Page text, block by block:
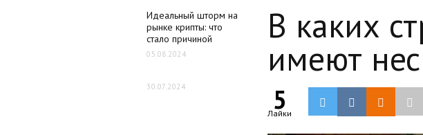
Идеальный шторм на
рынке крипты: что
стало причиной
05.08.2024
30.07.2024
В каких
имеют
5
Лайки